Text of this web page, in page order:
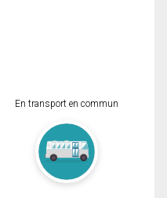
En transport en commun